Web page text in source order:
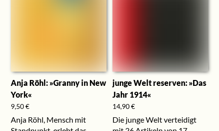
Anja Röhl: »Granny in New
York«
9,50€
Anja Röhl, Mensch mit
junge Welt reserven: »Das
Jahr 1914«
14,90€
Die junge Welt verteidigt